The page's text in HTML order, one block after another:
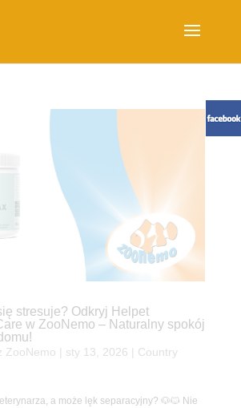
stresuje? Odkryj Helpet
w ZooNemo – Naturalny spokój
ZooNemo sty 13, 2026
Country
a może lęk separacyjny? 🐶🐱 Nie